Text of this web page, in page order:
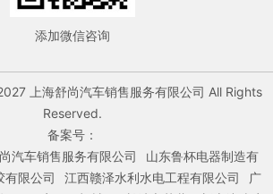
添加微信咨询
上海舒尚汽车销售服务有限公司 All Rights
Reserved.
备案号：
汽车销售服务有限公司
山东鲁杯电器制造有
有限公司 江西赣泽水利水电工程有限公司
广